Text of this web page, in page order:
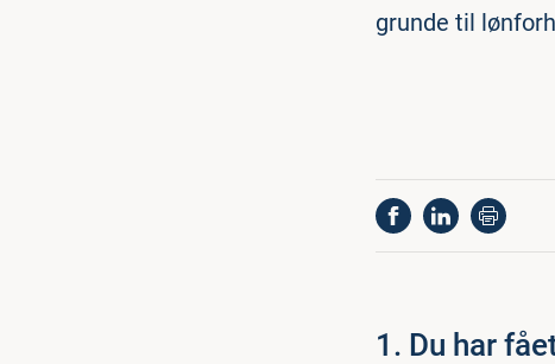
grunde til
1. Du har